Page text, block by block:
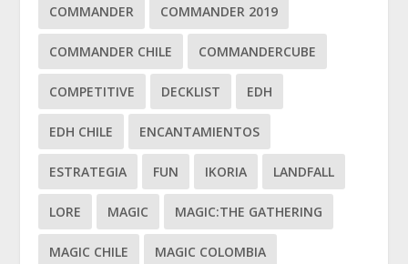
COMMANDER COMMANDER 2019
COMMANDER CHILE COMMANDERCUBE
COMPETITIVE DECKLIST EDH
EDH CHILE ENCANTAMIENTOS
ESTRATEGIA FUN IKORIA LANDFALL
LORE MAGIC MAGIC:THE GATHERING
MAGIC CHILE MAGIC COLOMBIA